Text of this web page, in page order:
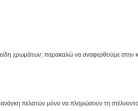
χρωμάτων, παρακαλώ να αναφερθούμε στην
πελατών μόνο να πληρώσουν τη